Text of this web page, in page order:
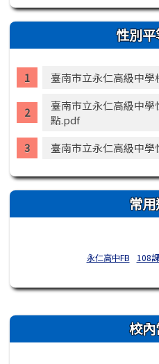
性別
臺南市立永仁高級中
臺南市立永仁高級中
點.pdf
臺南市立永仁高級中
常
永仁高中FB 108
右邊區域內容 校